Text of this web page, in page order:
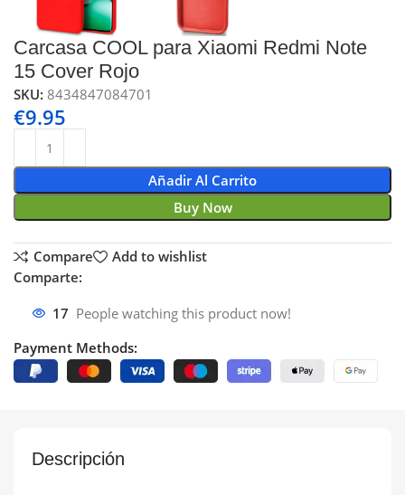
Carcasa COOL para Xiaomi Redmi Note
15 Cover Rojo
SKU:8434847084701
€9.95
Añadir Al Carrito
Buy Now
Compare
Add to wishlist
Comparte:
17 People watching this product now!
Payment Methods:
Descripción